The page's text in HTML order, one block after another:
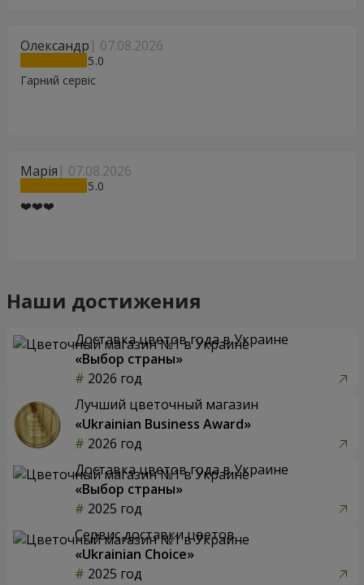
Олександр 07.08.2026
5
Гарний сервіс
Марія 07.08.2026
5
❤️❤️❤️
Наши достижения
Доставка цветов года в Украине
«Выбор страны»
2026 год
Лучший цветочный магазин
«Ukrainian Business Award»
2026 год
Доставка цветов года в Украине
«Выбор страны»
2025 год
Сервис доставки цветов
«Ukrainian Choice»
2025 год